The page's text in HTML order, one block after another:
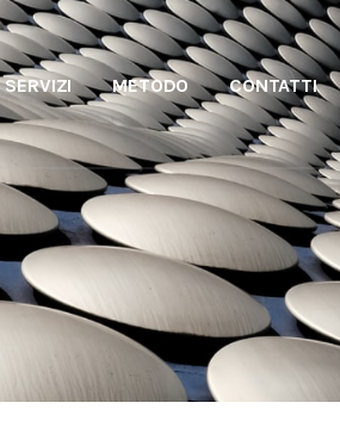
SERVIZI METODO CONTATTI